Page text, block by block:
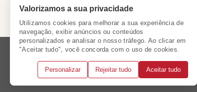
Licença
Valorizamos a sua privacidade
Utilizamos cookies para melhorar a sua experiência de
navegação, exibir anúncios ou conteúdos
personalizados e analisar o nosso tráfego. Ao clicar em
"Aceitar tudo", você concorda com o uso de cookies.
Personalizar Rejeitar tudo Aceitar tudo